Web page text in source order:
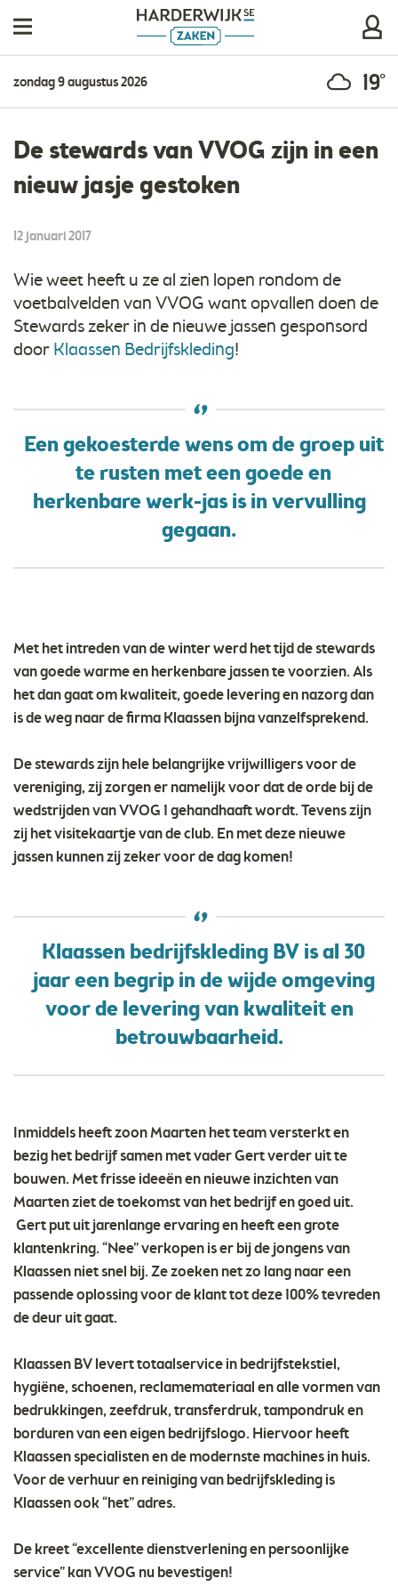
zondag 9 augustus 2026 19°
De stewards van VVOG zijn in een
nieuw jasje gestoken
12 januari 2017
Wie weet heeft u ze al zien lopen rondom de
voetbalvelden van VVOG want opvallen doen de
Stewards zeker in de nieuwe jassen gesponsord
doorKlaassen Bedrijfskleding!
Een gekoesterde wens om de groep uit
te rusten met een goede en
herkenbare werk-jas is in vervulling
gegaan.
Met het intreden van de winter werd het tijd de stewards
van goede warme en herkenbare jassen te voorzien. Als
het dan gaat om kwaliteit, goede levering en nazorg dan
is de weg naar de firma Klaassen bijna vanzelfsprekend.
De stewards zijn hele belangrijke vrijwilligers voor de
vereniging, zij zorgen er namelijk voor dat de orde bij de
wedstrijden van VVOG 1 gehandhaaft wordt. Tevens zijn
zij het visitekaartje van de club. En met deze nieuwe
jassen kunnen zij zeker voor de dag komen!
Klaassen bedrijfskleding BVis al 30
jaar een begrip in de wijde omgeving
voor de levering van kwaliteit en
betrouwbaarheid.
Inmiddels heeft zoon Maarten het team versterkt en
bezig het bedrijf samen met vader Gert verder uit te
bouwen. Met frisse ideeën en nieuwe inzichten van
Maarten ziet de toekomst van het bedrijf en goed uit.
Gert put uit jarenlange ervaring en heeft een grote
klantenkring. “Nee” verkopen is er bij de jongens van
Klaassen niet snel bij. Ze zoeken net zo lang naar een
passende oplossing voor de klant tot deze 100% tevreden
de deur uit gaat.
Klaassen BV levert totaalservice in bedrijfstekstiel,
hygiëne, schoenen, reclamemateriaal en alle vormen van
bedrukkingen, zeefdruk, transferdruk, tampondruk en
borduren van een eigen bedrijfslogo. Hiervoor heeft
Klaassen specialisten en de modernste machines in huis.
Voor de verhuur en reiniging van bedrijfskleding is
Klaassen ook “het” adres.
De kreet “excellente dienstverlening en persoonlijke
service” kan VVOG nu bevestigen!